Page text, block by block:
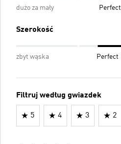
dużo za mały Perfect
Szerokość
zbyt wąska Perfect
Filtruj według gwiazdek
5 4 3 2